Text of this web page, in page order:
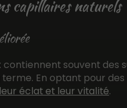
capillaires naturels
souvent des
En optant pour
éclat et leur vitalité.